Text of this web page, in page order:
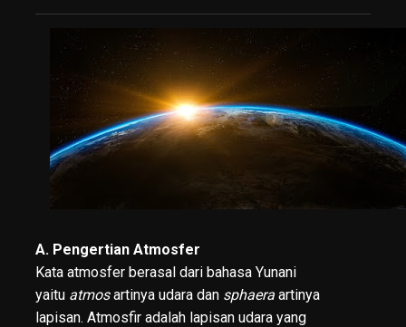
A. Pengertian Atmosfer
Kata atmosfer berasal dari bahasa Yunani
yaitu atmosartinya udara dan sphaera artinya
lapisan. Atmosfir adalah lapisan udara yang